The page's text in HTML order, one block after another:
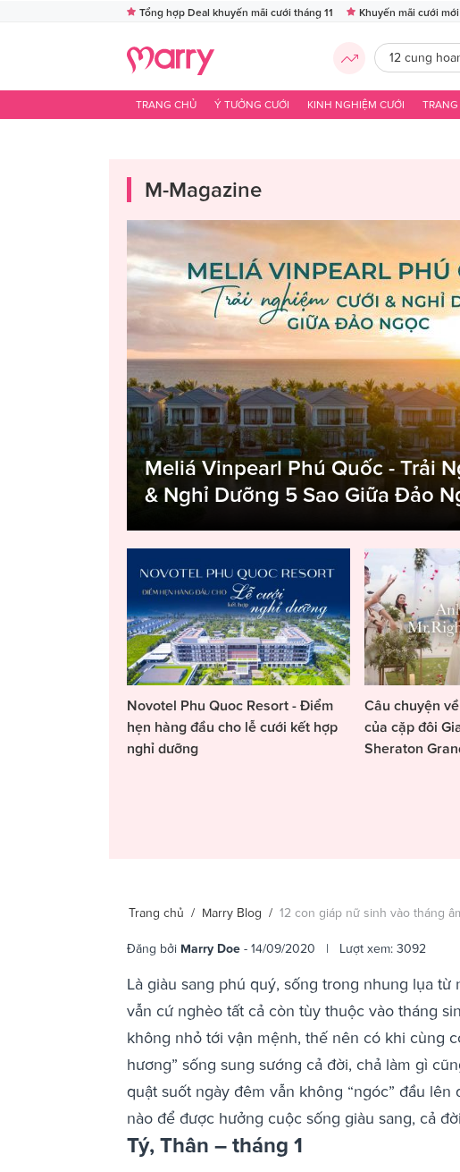
Tổng hợp Deal khuyến mãi cưới tháng 11 Khuyến mãi cưới
12 cung
TRANG CHỦ Ý TƯỞNG CƯỚI KINH NGHIỆM CƯỚI TRANG
M-Magazine
Meliá Vinpearl Phú Quốc - Trải
& Nghỉ Dưỡng 5 Sao Giữa Đảo
Novotel Phu Quoc Resort - Điểm
hẹn hàng đầu cho lễ cưới kết hợp
nghỉ dưỡng
Câu chuyện
của cặp đôi
Sheraton
Trang chủ / Marry Blog / 12 con giáp nữ sinh vào tháng
Đăng bởi Marry Doe - 14/09/2020 | Lượt xem: 3092
Là giàu sang phú quý, sống trong nhung lụa
vẫn cứ nghèo tất cả còn tùy thuộc vào tháng
không nhỏ tới vận mệnh, thế nên có khi cùng
hương” sống sung sướng cả đời, chả làm gì
quật suốt ngày đêm vẫn không “ngóc” đầu
nào để được hưởng cuộc sống giàu sang, cả
Tý, Thân – tháng 1